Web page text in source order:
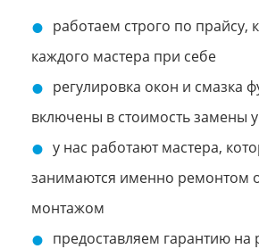
работаем строго по прайсу,
каждого мастера при себе
регулировка окон и смазка
включены в стоимость замены
у нас работают мастера,
занимаются именно ремонтом
монтажом
предоставляем гарантию на